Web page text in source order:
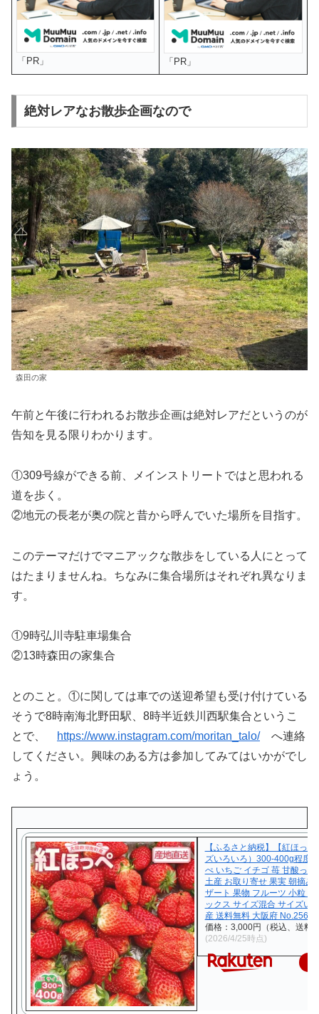
「PR」 「PR」
絶対レアなお散歩企画なので
森田の家
午前と午後に行われるお散歩企画は絶対レアだというのが
告知を見る限りわかります。
①309号線ができる前、メインストリートではと思われる
道を歩く。
②地元の長老が奥の院と昔から呼んでいた場所を目指す。
このテーマだけでマニアックな散歩をしている人にとって
はたまりませんね。ちなみに集合場所はそれぞれ異なりま
す。
①9時弘川寺駐車場集合
②13時森田の家集合
とのこと。①に関しては車での送迎希望も受け付けている
そうで8時南海北野田駅、8時半近鉄川西駅集合というこ
とで、
https://www.instagram.com/moritan_talo/へ連絡
してください。興味のある方は参加してみてはいかがでし
ょう。
【ふるさと納税】【紅ほっ
ズいろいろ）300-400g程度
ぺ いちご イチゴ 苺 甘酸っぱ
土産 お取り寄せ 果実 朝摘み
ザート 果物 フルーツ 小粒 大
ックス サイズ混合 サイズい
産 送料無料 大阪府 No.256
価格：3,000円（税込、送料
(2026/4/25時点)